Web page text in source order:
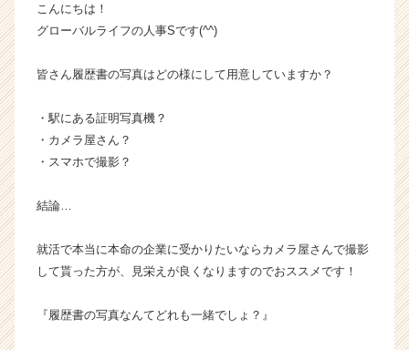
長
か
ス
就
活
イ
こんにちは！
グローバルライフの人事Sです(^^)
皆さん履歴書の写真はどの様にして用意していますか？
・駅にある証明写真機？
・カメラ屋さん？
・スマホで撮影？
結論…
就活で本当に本命の企業に受かりたいならカメラ屋さんで撮影
して貰った方が、見栄えが良くなりますのでおススメです！
『履歴書の写真なんてどれも一緒でしょ？』